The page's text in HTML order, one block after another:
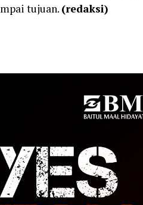
tujuan. (redaksi)